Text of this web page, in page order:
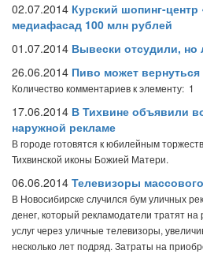
02.07.2014 Курский шопинг-центр
медиафасад 100 млн рублей
01.07.2014 Вывески отсудили, но
26.06.2014 Пиво может вернуться
Количество комментариев к элементу: 1
17.06.2014 В Тихвине объявили
наружной рекламе
В городе готовятся к юбилейным
Тихвинской иконы Божией Матери.
06.06.2014 Телевизоры
В Новосибирске случился бум уличных
денег, который рекламодатели тратят на
услуг через уличные телевизоры,
несколько лет подряд. Затраты на